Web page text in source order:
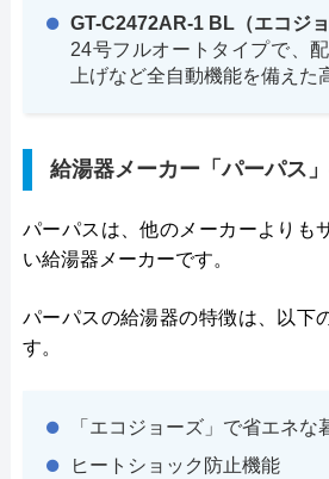
GT-C2472AR-1 BL（エコジョ
24号フルオートタイプで、
上げなど全自動機能を備えた
給湯器メーカー「パーパス
パーパスは、他のメーカーよりも
い給湯器メーカーです。
パーパスの給湯器の特徴は、以下
す。
「エコジョーズ」で省エネな
ヒートショック防止機能